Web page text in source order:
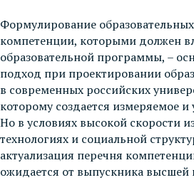
Формулирование образовательных
компетенции, которыми должен
образовательной программы, –
подход при проектировании
в современных российских
которому создается измеряемое
Но в условиях высокой скорости
технологиях и социальной
актуализация перечня
ожидается от выпускника